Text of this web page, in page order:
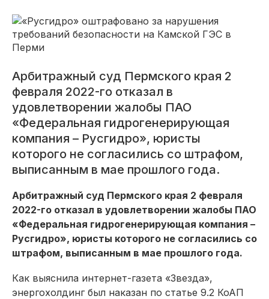
Арбитражный суд Пермского края 2
февраля 2022-го отказал в
удовлетворении жалобы ПАО
«Федеральная гидрогенерирующая
компания – Русгидро», юристы
которого не согласились со штрафом,
выписанным в мае прошлого года.
Арбитражный суд Пермского края 2 февраля
2022-го отказал в удовлетворении жалобы ПАО
«Федеральная гидрогенерирующая компания –
Русгидро», юристы которого не согласились со
штрафом, выписанным в мае прошлого года.
Как выяснила интернет-газета «Звезда»,
энергохолдинг был наказан по статье 9.2 КоАП